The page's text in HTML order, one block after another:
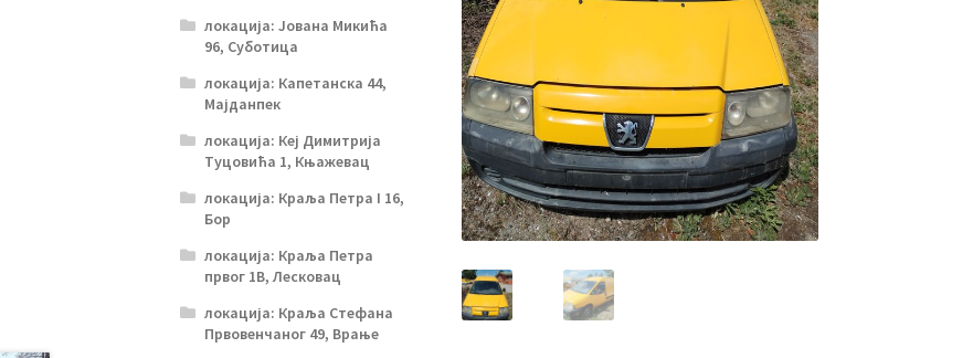
локација: Јована Микића
96, Суботица
локација: Капетанска 44,
Мајданпек
локација: Кеј Димитрија
Туцовића 1, Књажевац
локација: Краља Петра I 16,
Бор
локација: Краља Петра
првог 1В, Лесковац
локација: Краља Стефана
Првовенчаног 49, Врање